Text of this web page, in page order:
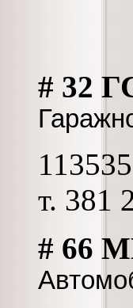
# 32
т. 381
# 66